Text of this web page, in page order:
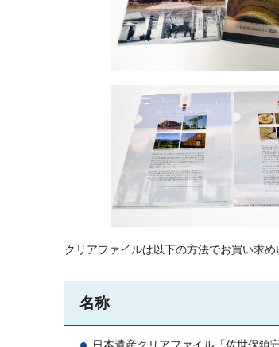
クリアファイルは以下の方法でお買い求め
名称